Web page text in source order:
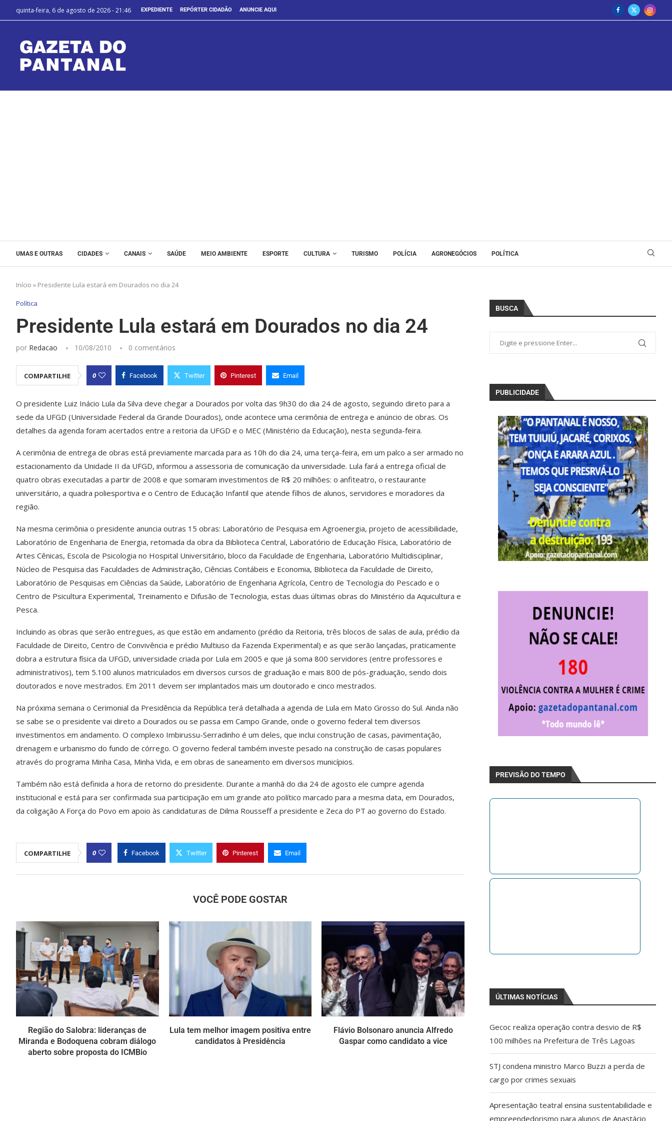
quinta-feira, 6 de agosto de 2026 - 21:46 EXPEDIENTE REPÓRTER CIDADÃO ANUNCIE AQUI
UMAS E OUTRAS CIDADES CANAIS SAÚDE MEIO AMBIENTE ESPORTE CULTURA TURISMO POLÍCIA AGRONEGÓCIOS POLÍTICA
Início » Presidente Lula estará em Dourados no dia 24
Política
Presidente Lula estará em Dourados no dia 24
por Redacao 10/08/2010 0 comentários
COMPARTILHE 0 Facebook Twitter Pinterest Email
O presidente Luiz Inácio Lula da Silva deve chegar a Dourados por volta das 9h30 do dia 24 de agosto, seguindo direto para a
sede da UFGD (Universidade Federal da Grande Dourados), onde acontece uma cerimônia de entrega e anúncio de obras. Os
detalhes da agenda foram acertados entre a reitoria da UFGD e o MEC (Ministério da Educação), nesta segunda-feira.
A cerimônia de entrega de obras está previamente marcada para as 10h do dia 24, uma terça-feira, em um palco a ser armado no
estacionamento da Unidade II da UFGD, informou a assessoria de comunicação da universidade. Lula fará a entrega oficial de
quatro obras executadas a partir de 2008 e que somaram investimentos de R$ 20 milhões: o anfiteatro, o restaurante
universitário, a quadra poliesportiva e o Centro de Educação Infantil que atende filhos de alunos, servidores e moradores da
região.
Na mesma cerimônia o presidente anuncia outras 15 obras: Laboratório de Pesquisa em Agroenergia, projeto de acessibilidade,
Laboratório de Engenharia de Energia, retomada da obra da Biblioteca Central, Laboratório de Educação Física, Laboratório de
Artes Cênicas, Escola de Psicologia no Hospital Universitário, bloco da Faculdade de Engenharia, Laboratório Multidisciplinar,
Núcleo de Pesquisa das Faculdades de Administração, Ciências Contábeis e Economia, Biblioteca da Faculdade de Direito,
Laboratório de Pesquisas em Ciências da Saúde, Laboratório de Engenharia Agrícola, Centro de Tecnologia do Pescado e o
Centro de Psicultura Experimental, Treinamento e Difusão de Tecnologia, estas duas últimas obras do Ministério da Aquicultura e
Pesca.
Incluindo as obras que serão entregues, as que estão em andamento (prédio da Reitoria, três blocos de salas de aula, prédio da
Faculdade de Direito, Centro de Convivência e prédio Multiuso da Fazenda Experimental) e as que serão lançadas, praticamente
dobra a estrutura física da UFGD, universidade criada por Lula em 2005 e que já soma 800 servidores (entre professores e
administrativos), tem 5.100 alunos matriculados em diversos cursos de graduação e mais 800 de pós-graduação, sendo dois
doutorados e nove mestrados. Em 2011 devem ser implantados mais um doutorado e cinco mestrados.
Na próxima semana o Cerimonial da Presidência da República terá detalhada a agenda de Lula em Mato Grosso do Sul. Ainda não
se sabe se o presidente vai direto a Dourados ou se passa em Campo Grande, onde o governo federal tem diversos
investimentos em andamento. O complexo Imbirussu-Serradinho é um deles, que inclui construção de casas, pavimentação,
drenagem e urbanismo do fundo de córrego. O governo federal também investe pesado na construção de casas populares
através do programa Minha Casa, Minha Vida, e em obras de saneamento em diversos municípios.
Também não está definida a hora de retorno do presidente. Durante a manhã do dia 24 de agosto ele cumpre agenda
institucional e está para ser confirmada sua participação em um grande ato político marcado para a mesma data, em Dourados,
da coligação A Força do Povo em apoio às candidaturas de Dilma Rousseff a presidente e Zeca do PT ao governo do Estado.
COMPARTILHE 0 Facebook Twitter Pinterest Email
VOCÊ PODE GOSTAR
Região do Salobra: lideranças de
Miranda e Bodoquena cobram diálogo
aberto sobre proposta do ICMBio
Lula tem melhor imagem positiva entre
candidatos à Presidência
Flávio Bolsonaro anuncia Alfredo
Gaspar como candidato a vice
BUSCA
PUBLICIDADE
PREVISÃO DO TEMPO
ÚLTIMAS NOTÍCIAS
Gecoc realiza operação contra desvio de R$
100 milhões na Prefeitura de Três Lagoas
STJ condena ministro Marco Buzzi a perda de
cargo por crimes sexuais
Apresentação teatral ensina sustentabilidade e
empreendedorismo para alunos de Anastácio